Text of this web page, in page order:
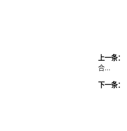
上一条：
合...
下一条：